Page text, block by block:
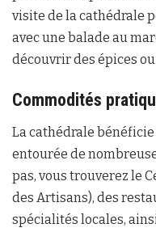
visite de la cathédrale
avec une balade au
découvrir des épices
Commodités
La cathédrale
entourée de
pas, vous trouverez le
des Artisans), des
spécialités locales,